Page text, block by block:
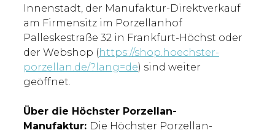
Innenstadt, der Manufaktur-Direktverkauf
am Firmensitz im Porzellanhof
Palleskestraße 32 in Frankfurt-Höchst oder
der Webshop (https://shop.hoechster-
porzellan.de/?lang=de) sind weiter
geöffnet.
Über die Höchster Porzellan-
Manufaktur: Die Höchster Porzellan-